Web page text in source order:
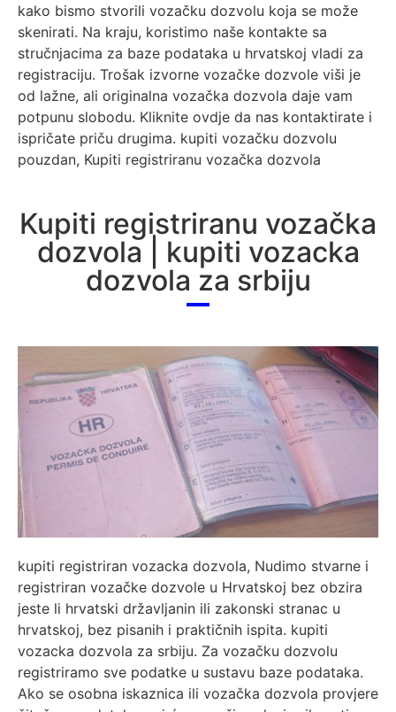
kako bismo stvorili vozačku dozvolu koja se može
skenirati. Na kraju, koristimo naše kontakte sa
stručnjacima za baze podataka u hrvatskoj vladi za
registraciju. Trošak izvorne vozačke dozvole viši je
od lažne, ali originalna vozačka dozvola daje vam
potpunu slobodu. Kliknite ovdje da nas kontaktirate i
ispričate priču drugima. kupiti vozačku dozvolu
pouzdan, Kupiti registriranu vozačka dozvola
Kupiti registriranu vozačka
dozvola | kupiti vozacka
dozvola za srbiju
kupiti registriran vozacka dozvola, Nudimo stvarne i
registriran vozačke dozvole u Hrvatskoj bez obzira
jeste li hrvatski državljanin ili zakonski stranac u
hrvatskoj, bez pisanih i praktičnih ispita. kupiti
vozacka dozvola za srbiju. Za vozačku dozvolu
registriramo sve podatke u sustavu baze podataka.
Ako se osobna iskaznica ili vozačka dozvola provjere